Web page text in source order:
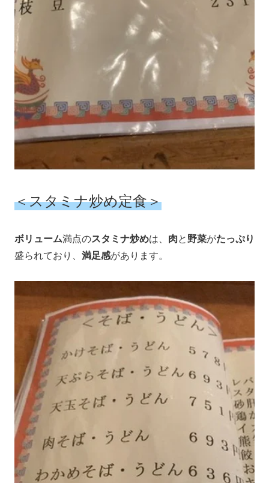
＜スタミナ炒め定食＞
ボリューム満点のスタミナ炒めは、 肉と野菜がたっぷり
盛られており、 満足感があります。